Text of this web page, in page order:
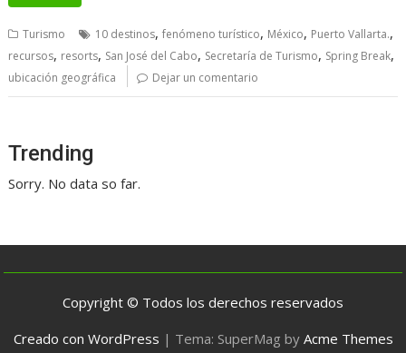
Turismo 10 destinos,fenómeno turístico, México, Puerto Vallarta.,
recursos, resorts, San José del Cabo, Secretaría de Turismo, Spring Break,
ubicación geográfica Dejar un comentario
Trending
Sorry. No data so far.
Copyright © Todos los derechos reservados
Creado con WordPress | Tema: SuperMag by Acme Themes